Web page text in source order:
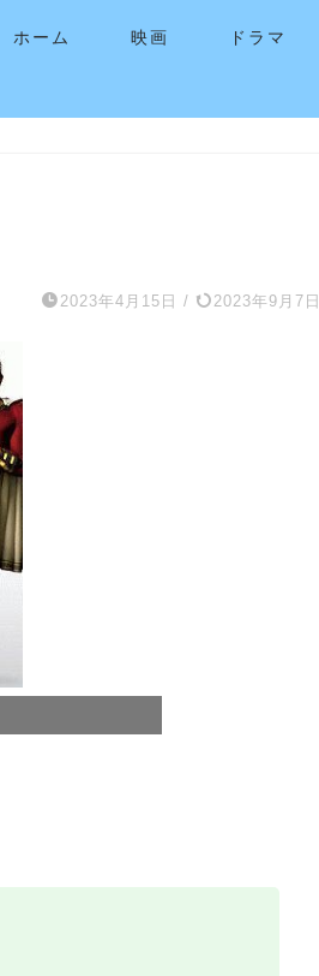
ホーム 映画 ドラマ
2023年4月15日 / 2023年9月7日